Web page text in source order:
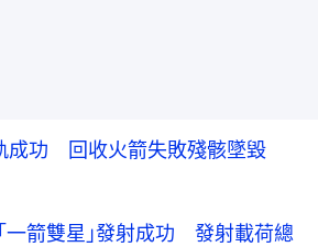
成功 回收火箭失敗殘骸墜毀
一箭雙星｣發射成功 發射載荷總